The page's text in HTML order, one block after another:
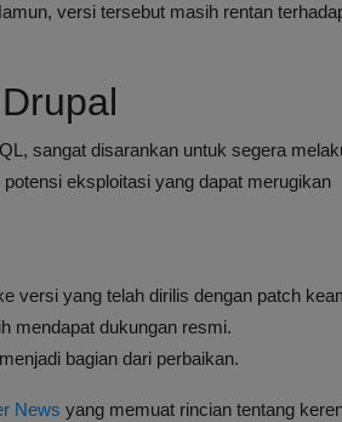
versi tersebut masih rentan
sangat disarankan untuk segera
eksploitasi yang dapat merugikan
versi yang telah dirilis dengan patch
mendapat dukungan resmi.
bagian dari perbaikan.
News yang memuat rincian tentang